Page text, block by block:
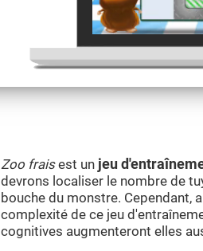
Zoo fraisest un jeu
devrons localiser le nombre de
bouche du monstre. Cependant,
complexité de ce jeu
cognitives augmenteront elles